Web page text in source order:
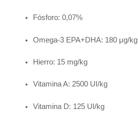
Fósforo: 0,07%
Omega-3 EPA+DHA: 180 μg/kg
Hierro: 15 mg/kg
Vitamina A: 2500 UI/kg
Vitamina D: 125 UI/kg